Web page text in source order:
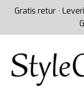
Gratis retur ·